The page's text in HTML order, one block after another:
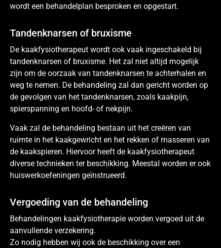
wordt een behandelplan besproken en opgestart.
Tandenknarsen of bruxisme
De kaakfysiotherapeut wordt ook vaak ingeschakeld bij
tandenknarsen of bruxisme. Het zal niet altijd mogelijk
zijn om de oorzaak van tandenknarsen te achterhalen en
weg te nemen. De behandeling zal dan gericht worden op
de gevolgen van het tandenknarsen, zoals kaakpijn,
spierspanning en hoofd- of nekpijn.
Vaak zal de behandeling bestaan uit het creëren van
ruimte in het kaakgewricht en het rekken of masseren van
de kaakspieren. Hiervoor heeft de kaakfysiotherapeut
diverse technieken ter beschikking. Meestal worden er ook
huiswerkoefeningen geïnstrueerd.
Vergoeding van de behandeling
Behandelingen kaakfysiotherapie worden vergoed uit de
aanvullende verzekering.
Zo nodig hebben wij ook de beschikking over een